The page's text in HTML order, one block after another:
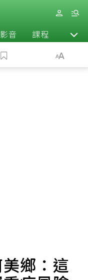
影音 課程 退休
鄉：這